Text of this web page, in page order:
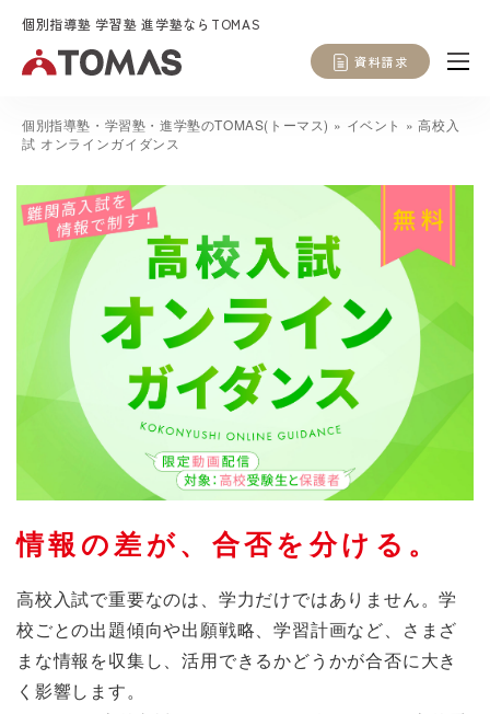
個別指導塾 学習塾 進学塾ならTOMAS
資料請求
個別指導塾・学習塾・進学塾のTOMAS(トーマス) » イベント »高校入
試 オンラインガイダンス
情報の差が、合否を分ける。
高校入試で重要なのは、学力だけではありません。学
校ごとの出題傾向や出願戦略、学習計画など、さまざ
まな情報を収集し、活用できるかどうかが合否に大き
く影響します。